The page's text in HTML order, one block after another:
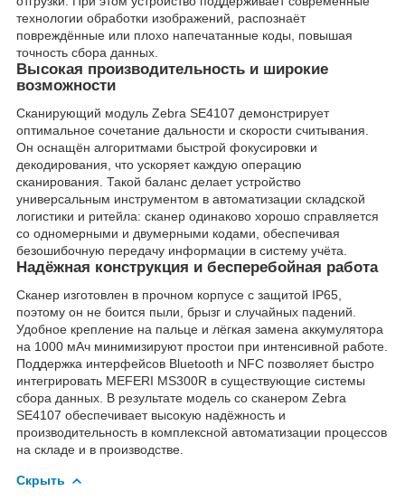
технологии обработки изображений, распознаёт
повреждённые или плохо напечатанные коды, повышая
точность сбора данных.
Высокая производительность и широкие
возможности
Сканирующий модуль Zebra SE4107 демонстрирует
оптимальное сочетание дальности и скорости считывания.
Он оснащён алгоритмами быстрой фокусировки и
декодирования, что ускоряет каждую операцию
сканирования. Такой баланс делает устройство
универсальным инструментом в автоматизации складской
логистики и ритейла: сканер одинаково хорошо справляется
со одномерными и двумерными кодами, обеспечивая
безошибочную передачу информации в систему учёта.
Надёжная конструкция и бесперебойная работа
Сканер изготовлен в прочном корпусе с защитой IP65,
поэтому он не боится пыли, брызг и случайных падений.
Удобное крепление на пальце и лёгкая замена аккумулятора
на 1000 мАч минимизируют простои при интенсивной работе.
Поддержка интерфейсов Bluetooth и NFC позволяет быстро
интегрировать MEFERI MS300R в существующие системы
сбора данных. В результате модель со сканером Zebra
SE4107 обеспечивает высокую надёжность и
производительность в комплексной автоматизации процессов
на складе и в производстве.
Скрыть